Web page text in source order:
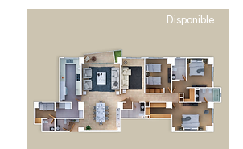
Disponible